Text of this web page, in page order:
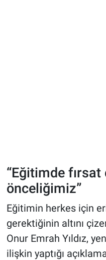
“Eğitimde
önceliğimiz”
Eğitimin herkes için
gerektiğinin altını
Onur Emrah Yıldız,
ilişkin yaptığı